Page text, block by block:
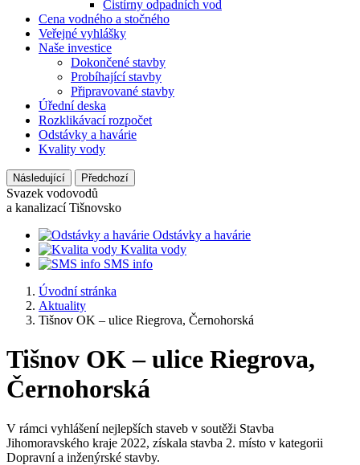
Čistírny odpadních vod
Cena vodného a stočného
Veřejné vyhlášky
Naše investice
Dokončené stavby
Probíhající stavby
Připravované stavby
Úřední deska
Rozklikávací rozpočet
Odstávky a havárie
Kvality vody
Následující Předchozí
Svazek vodovodů
a kanalizací Tišnovsko
Odstávky a havárie
Kvalita vody
SMS info
Úvodní stránka
Aktuality
Tišnov OK – ulice Riegrova, Černohorská
Tišnov OK – ulice Riegrova,
Černohorská
V rámci vyhlášení nejlepších staveb v soutěži Stavba
Jihomoravského kraje 2022, získala stavba 2. místo v kategorii
Dopravní a inženýrské stavby.